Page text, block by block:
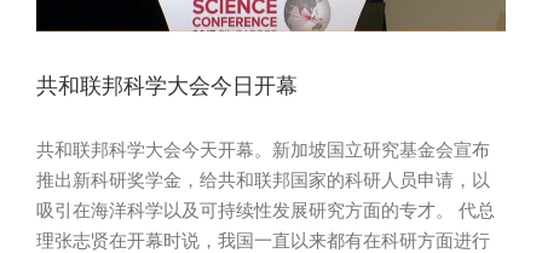
共和联邦科学大会今日开幕
共和联邦科学大会今天开幕。新加坡国立研究基金会宣布
推出新科研奖学金，给共和联邦国家的科研人员申请，以
吸引在海洋科学以及可持续性发展研究方面的专才。 代总
理张志贤在开幕时说，我国一直以来都有在科研方面进行